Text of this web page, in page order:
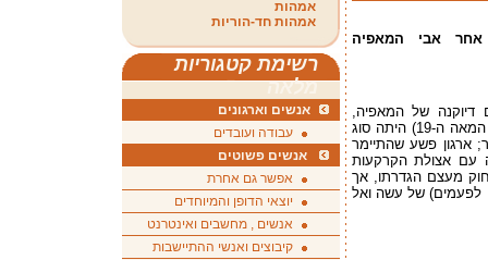
אחר אבי המאפיה
דיוקנה של המאפיה,
שכבר מראשית דרכה (אי שם בשנות ה-60 של המאה ה-19) היתה סוג
ארגון פשע שהתיימר
עם אצולת הקרקעות
חוק מעצם הגדרתו, אך
לפעמים) של עשה ואל
אמהות
אמהות חד-הוריות
רשימת קטגוריות
מלאה
אנשים וארגונים
עבודה ועובדים
אנשים פשוטים
אפשר גם אחרת
יוצאי הדופן והמיוחדים
אנשים , מחשבים ואינטרנט
קיבוצים ואנשי ההתיישבות